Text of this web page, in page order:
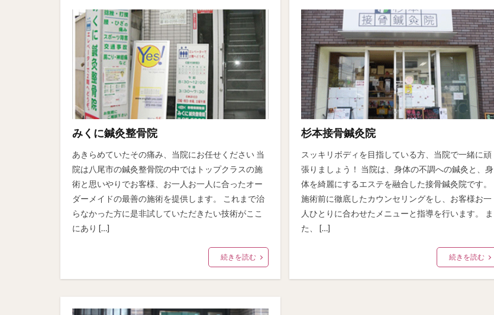
みくに鍼灸整骨院
あきらめていたその痛み、当院にお任せください 当
院は八尾市の鍼灸整骨院の中ではトップクラスの施
術と思いやりでお客様、お一人お一人に合ったオー
ダーメイドの最善の施術を提供します。 これまで治
らなかった方に是非試していただきたい技術がここ
にあり […]
続きを読む
杉本接骨鍼灸院
スッキリボディを目指している方、当院で一緒に頑
張りましょう！ 当院は、身体の不調への鍼灸と、身
体を綺麗にするエステを融合した接骨鍼灸院です。
施術前に徹底したカウンセリングをし、お客様お一
人ひとりに合わせたメニューと指導を行います。 ま
た、 […]
続きを読む